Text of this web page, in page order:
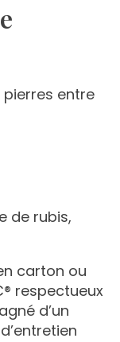
entre
de rubis,
carton ou
respectueux
d’un